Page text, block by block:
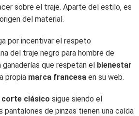
sobre el traje. Aparte del estilo, es
del material.
por incentivar el respeto
del traje negro para hombre de
ganaderías que respetan el bienestar
propia marca francesa en su web.
corte clásico sigue siendo el
pantalones de pinzas tienen una caída